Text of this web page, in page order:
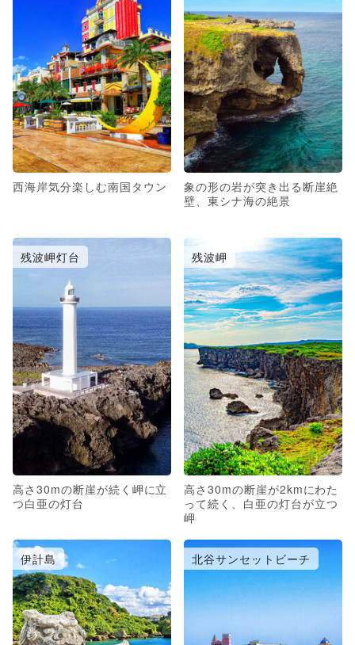
西海岸気分楽しむ南国タウン
象の形の岩が突き出る断崖絶
壁、東シナ海の絶景
残波岬灯台
高さ30mの断崖が続く岬に立
つ白亜の灯台
残波岬
高さ30mの断崖が2kmにわた
って続く、白亜の灯台が立つ
岬
伊計島 北谷サンセットビーチ